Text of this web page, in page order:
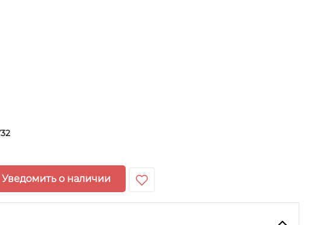
Уведомить о наличии